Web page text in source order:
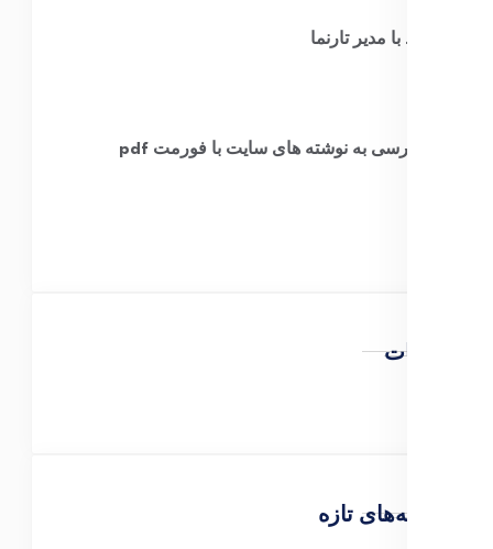
ارتباط با مدیر تارنما
دسترسی به نوشته های سایت با فورمت pdf
تبلیغات
نوشته‌های تازه